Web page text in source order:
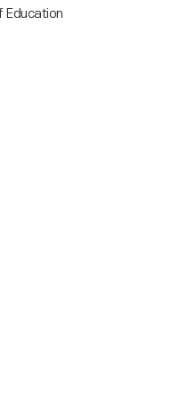
Education